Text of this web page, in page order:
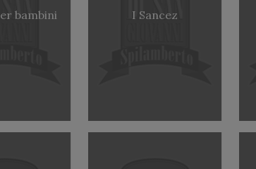
bambini I Sancez